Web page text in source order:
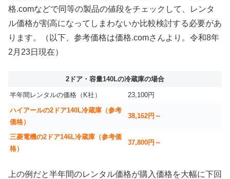
格.comなどで同等の製品の値段をチェックして、レンタ
ル価格が割高になってしまわないか比較検討する必要があ
ります。（以下、参考価格は価格.comさんより。令和8年
2月23日現在）
2ドア・容量140Lの冷蔵庫の場合
半年間レンタルの価格（K社）
23,100円
ハイアールの2ドア140L冷蔵庫（参考
価格）
38,162円～
三菱電機の2ドア146L冷蔵庫（参考価
格）
37,800円～
上の例だと半年間のレンタル価格が購入価格を大幅に下回